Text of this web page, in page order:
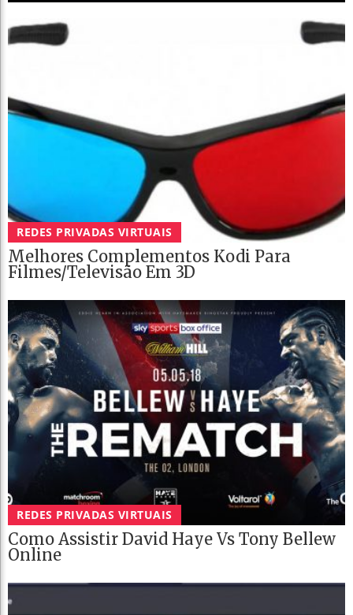
REDES PRIVADAS VIRTUAIS
Melhores Complementos Kodi Para
Filmes/televisão Em 3D
REDES PRIVADAS VIRTUAIS
Como Assistir David Haye Vs Tony Bellew
Online